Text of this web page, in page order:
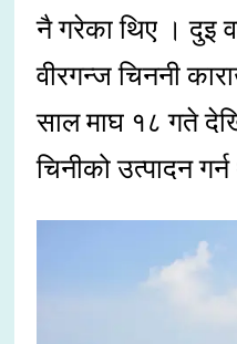
नै गरेका थिए । दुइ
वीरगन्ज चिननी
साल माघ १८ गते
चिनीको उत्पादन